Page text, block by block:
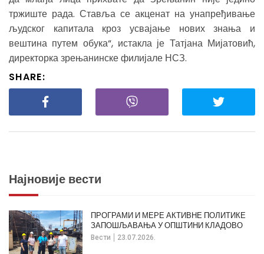
тржиште рада. Ставља се акценат на унапређивање
људског капитала кроз усвајање нових знања и
вештина путем обука“, истакла је Татјана Мијатовић,
директорка зрењанинске филијале НСЗ.
SHARE:
Најновије вести
Вести 23.07.2026.
ПРОГРАМИ И МЕРЕ АКТИВНЕ ПОЛИТИКЕ
ЗАПОШЉАВАЊА У ОПШТИНИ КЛАДОВО